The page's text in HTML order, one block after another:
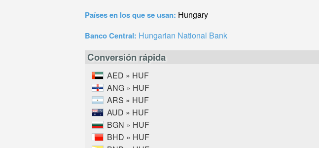
Países en los que se usan: Hungary
Banco Central: Hungarian National Bank
Conversión rápida
AED » HUF
ANG » HUF
ARS » HUF
AUD » HUF
BGN » HUF
BHD » HUF